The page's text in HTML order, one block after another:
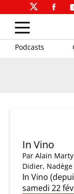
Podcasts
In Vino
Par Alain Marty
Didier,
In Vino
samedi 22